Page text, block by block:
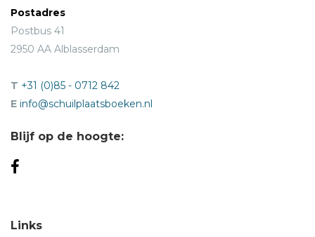
Postadres
Postbus 41
2950 AA Alblasserdam
T +31 (0)85 - 0712 842
E info@schuilplaatsboeken.nl
Blijf op de hoogte:
Links